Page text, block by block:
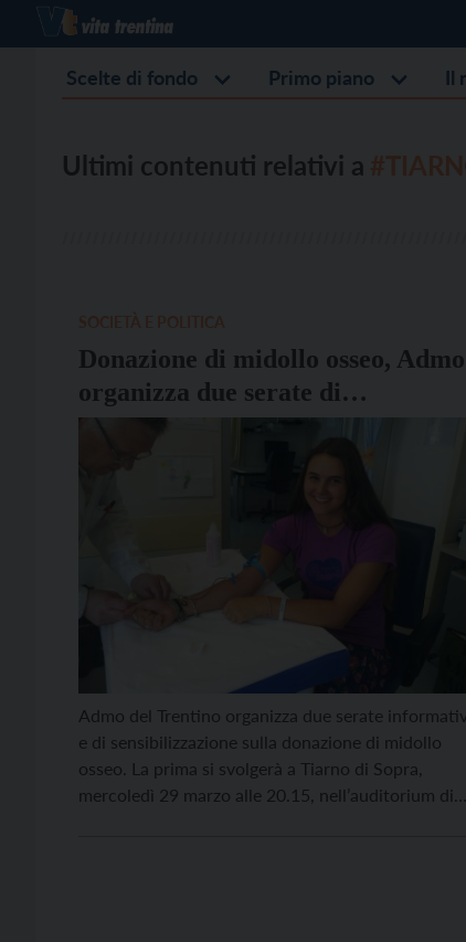
Scelte di fondo Primo piano Il
Ultimi contenuti relativi a
Donazione di midollo osseo, Admo
organizza due serate di
sensibilizzazione a Levico Terme e
Admo del Trentino organizza due serate
e di sensibilizzazione sulla donazione di midollo
osseo. La prima si svolgerà a Tiarno di Sopra,
mercoledì 29 marzo alle 20.15, nell’auditorium di